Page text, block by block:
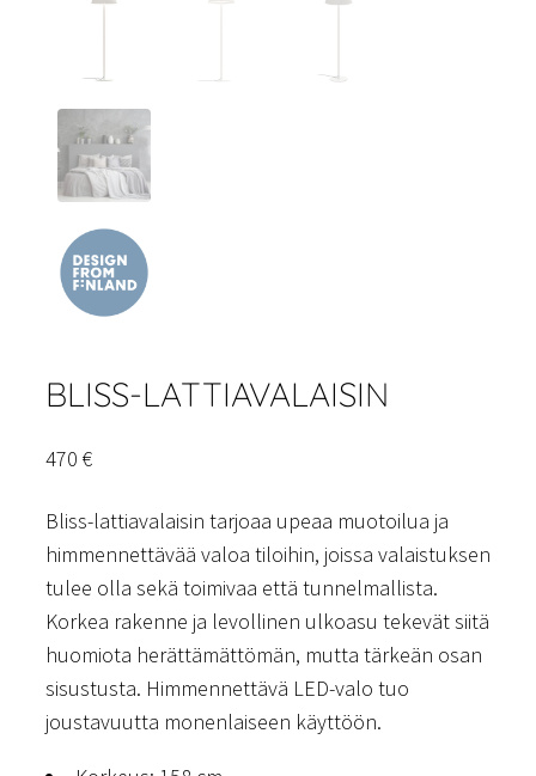
BLISS-LATTIAVALAISIN
470 €
Bliss-lattiavalaisin tarjoaa upeaa muotoilua ja
himmennettävää valoa tiloihin, joissa valaistuksen
tulee olla sekä toimivaa että tunnelmallista.
Korkea rakenne ja levollinen ulkoasu tekevät siitä
huomiota herättämättömän, mutta tärkeän osan
sisustusta. Himmennettävä LED-valo tuo
joustavuutta monenlaiseen käyttöön.